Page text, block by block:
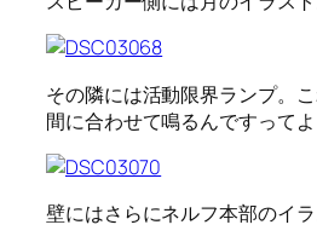
その隣には活動限界ランプ。
間に合わせて鳴るんですってよ･
壁にはさらにネルフ本部のイラ